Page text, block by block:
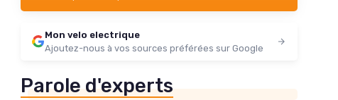
Mon velo electrique
Ajoutez-nous à vos sources préférées sur Google
Parole d'experts